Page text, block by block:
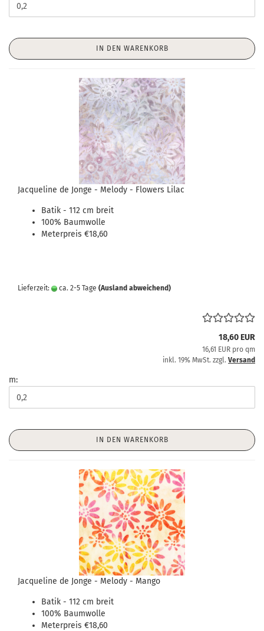
IN DEN WARENKORB
Jacqueline de Jonge - Melody - Flowers Lilac
Batik - 112 cm breit
100% Baumwolle
Meterpreis €18,60
Lieferzeit: ca. 2-5 Tage (Ausland abweichend)
18,60 EUR
16,61 EUR pro qm
inkl. 19% MwSt. zzgl. Versand
m:
IN DEN WARENKORB
Jacqueline de Jonge - Melody - Mango
Batik - 112 cm breit
100% Baumwolle
Meterpreis €18,60